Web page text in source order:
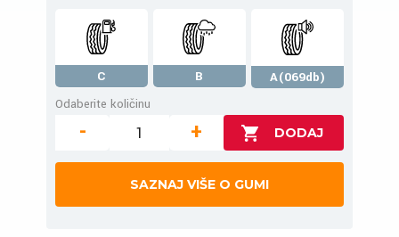
C B
A(069db)
Odaberite količinu
- +
SAZNAJ VIŠE O GUMI